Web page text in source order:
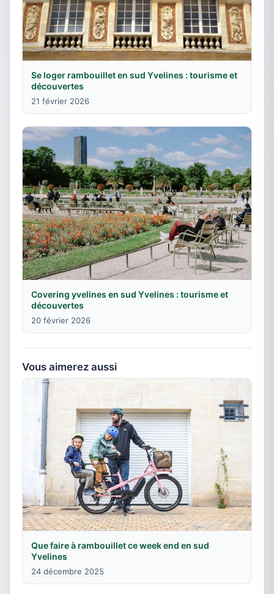
Se loger rambouillet en sud Yvelines : tourisme et
découvertes
21 février 2026
Covering yvelines en sud Yvelines : tourisme et
découvertes
20 février 2026
Vous aimerez aussi
Que faire à rambouillet ce week end en sud
Yvelines
24 décembre 2025